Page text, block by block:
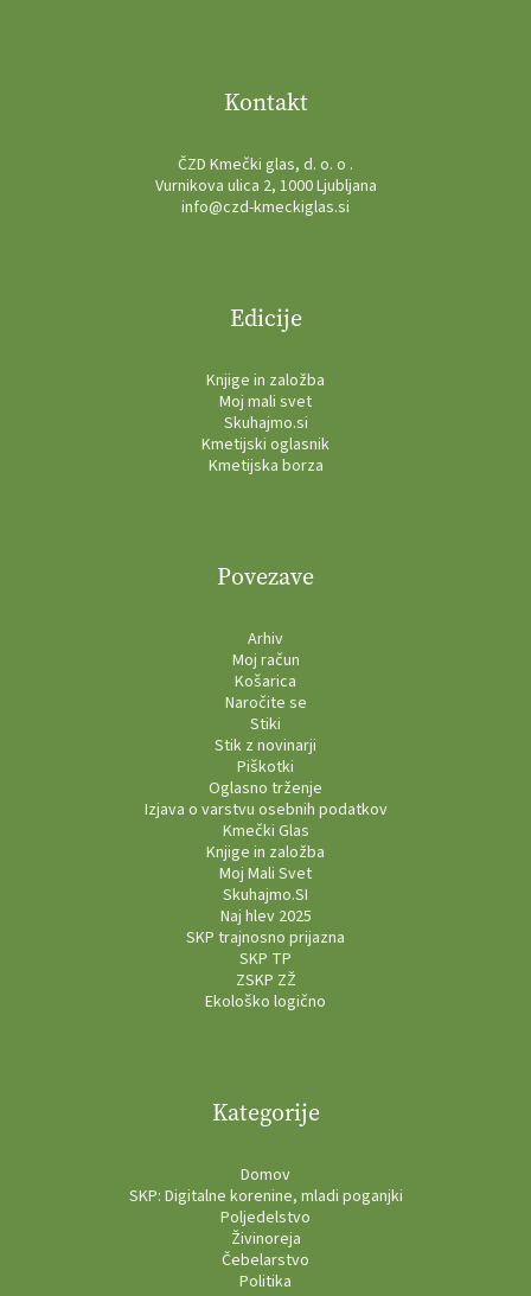
Kontakt
ČZD Kmečki glas, d. o. o .
Vurnikova ulica 2, 1000 Ljubljana
info@czd-kmeckiglas.si
Edicije
Knjige in založba
Moj mali svet
Skuhajmo.si
Kmetijski oglasnik
Kmetijska borza
Povezave
Arhiv
Moj račun
Košarica
Naročite se
Stiki
Stik z novinarji
Piškotki
Oglasno trženje
Izjava o varstvu osebnih podatkov
Kmečki Glas
Knjige in založba
Moj Mali Svet
Skuhajmo.SI
Naj hlev 2025
SKP trajnosno prijazna
SKP TP
ZSKP ZŽ
Ekološko logično
Kategorije
Domov
SKP: Digitalne korenine, mladi poganjki
Poljedelstvo
Živinoreja
Čebelarstvo
Politika